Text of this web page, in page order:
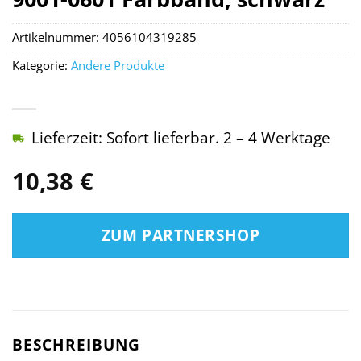
10,38 €
Lieferzeit: Sofort lieferbar. 2 – 4 Werktage
ZUM PARTNERSHOP
Artikelnummer: 4056104319285
Kategorie: Andere Produkte
BESCHREIBUNG